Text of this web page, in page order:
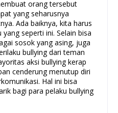
orang tersebut
yang seharusnya
Ada baiknya, kita harus
seperti ini. Selain bisa
sosok yang asing, juga
bullying dari teman
aksi bullying kerap
cenderung menutup diri
Hal ini bisa
bagi para pelaku bullying